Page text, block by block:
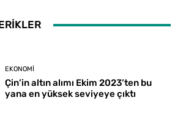
EKONOMI
Çin’in altın alımı Ekim 2023’ten bu
yana en yüksek seviyeye çıktı